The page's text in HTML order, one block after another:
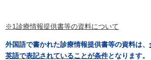
※1診療情報提供書等の資料について
外国語で書かれた診療情報提供書等の資料は、
英語で表記されていることが条件となります。